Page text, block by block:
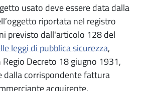
usato deve essere data dalla
riportata nel registro
previsto dall'articolo 128 del
leggi di pubblica sicurezza,
Decreto 18 giugno 1931,
dalla corrispondente fattura
acquirente.